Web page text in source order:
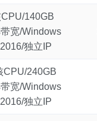
140GB
宽/Windows
独立IP
CPU/240GB
宽/Windows
独立IP